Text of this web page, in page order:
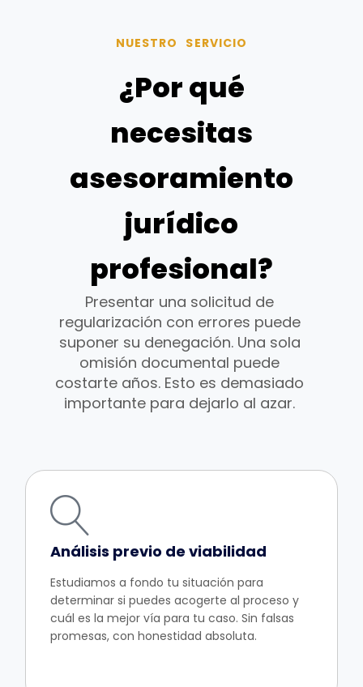
NUESTRO SERVICIO
¿Por qué
necesitas
asesoramiento
jurídico
profesional?
Presentar una solicitud de
regularización con errores puede
suponer su denegación. Una sola
omisión documental puede
costarte años. Esto es demasiado
importante para dejarlo al azar.
Análisis previo de viabilidad
Estudiamos a fondo tu situación para
determinar si puedes acogerte al proceso y
cuál es la mejor vía para tu caso. Sin falsas
promesas, con honestidad absoluta.